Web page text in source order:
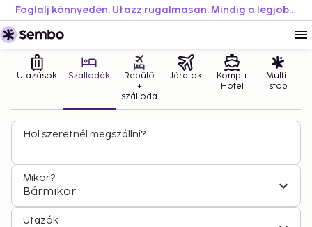
Foglalj könnyedén. Utazz rugalmasan. Mindig a legjobb áron.
Utazások Szállodák
Repülő
+
szálloda
Járatok
Komp +
Hotel
Multi-
stop
Hol szeretnél megszállni?
Mikor?
Bármikor
Utazók